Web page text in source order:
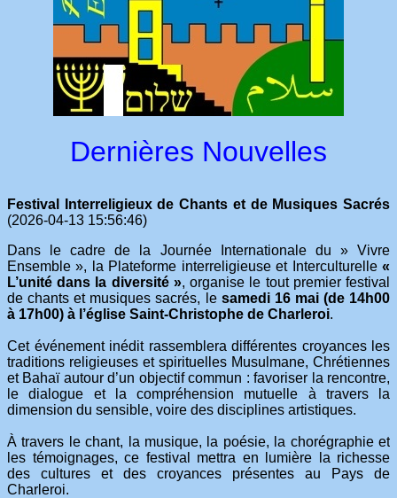
Dernières Nouvelles
Festival Interreligieux de Chants et de Musiques Sacrés
(2026-04-13 15:56:46)
Dans le cadre de la Journée Internationale du » Vivre
Ensemble », la Plateforme interreligieuse et Interculturelle «
L’unité dans la diversité », organise le tout premier festival
de chants et musiques sacrés, le samedi 16 mai (de 14h00
à 17h00) à l’église Saint-Christophe de Charleroi.
Cet événement inédit rassemblera différentes croyances les
traditions religieuses et spirituelles Musulmane, Chrétiennes
et Bahaï autour d’un objectif commun : favoriser la rencontre,
le dialogue et la compréhension mutuelle à travers la
dimension du sensible, voire des disciplines artistiques.
À travers le chant, la musique, la poésie, la chorégraphie et
les témoignages, ce festival mettra en lumière la richesse
des cultures et des croyances présentes au Pays de
Charleroi.